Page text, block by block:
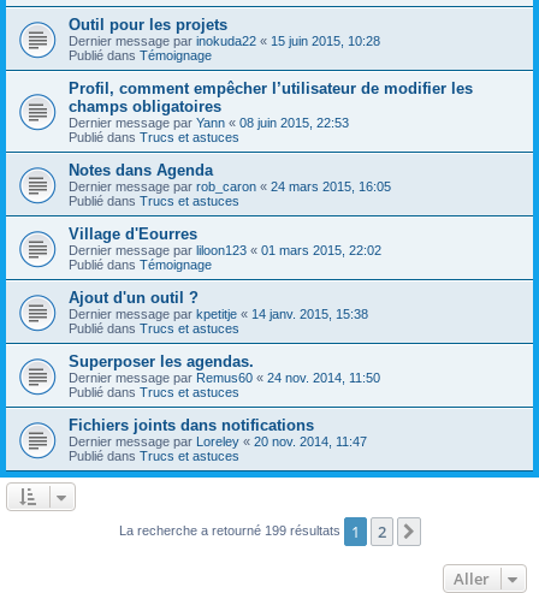
Outil pour les projets
Dernier message par inokuda22 « 15 juin 2015, 10:28
Publié dans Témoignage
Profil, comment empêcher l’utilisateur de modifier les
champs obligatoires
Dernier message par Yann « 08 juin 2015, 22:53
Publié dans Trucs et astuces
Notes dans Agenda
Dernier message par rob_caron « 24 mars 2015, 16:05
Publié dans Trucs et astuces
Village d'Eourres
Dernier message par liloon123 « 01 mars 2015, 22:02
Publié dans Témoignage
Ajout d'un outil ?
Dernier message par kpetitje « 14 janv. 2015, 15:38
Publié dans Trucs et astuces
Superposer les agendas.
Dernier message par Remus60 « 24 nov. 2014, 11:50
Publié dans Trucs et astuces
Fichiers joints dans notifications
Dernier message par Loreley « 20 nov. 2014, 11:47
Publié dans Trucs et astuces
La recherche a retourné 199 résultats 1 2
Aller